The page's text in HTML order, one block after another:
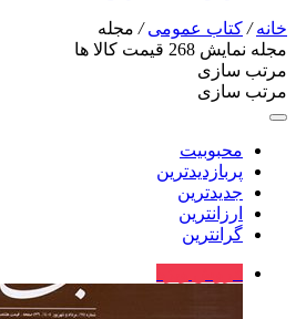
خانه/ کتاب عمومی/ مجله
مجله نمایش 268 قیمت کالا ها
مرتب سازی
مرتب سازی
محبوبیت
پربازدیدترین
جدیدترین
ارزانترین
گرانترین